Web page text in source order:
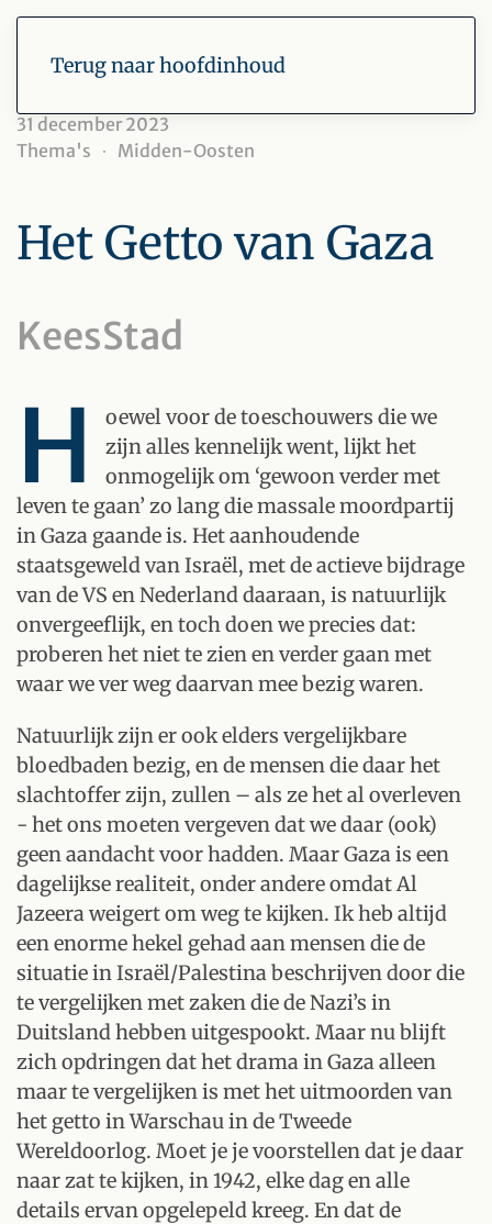
Terug naar hoofdinhoud
31 december 2023
Thema's
Midden-Oosten
Het Getto van Gaza
KeesStad
H
oewel voor de toeschouwers die we
zijn alles kennelijk went, lijkt het
onmogelijk om ‘gewoon verder met
leven te gaan’ zo lang die massale moordpartij
in Gaza gaande is. Het aanhoudende
staatsgeweld van Israël, met de actieve bijdrage
van de VS en Nederland daaraan, is natuurlijk
onvergeeflijk, en toch doen we precies dat:
proberen het niet te zien en verder gaan met
waar we ver weg daarvan mee bezig waren.
Natuurlijk zijn er ook elders vergelijkbare
bloedbaden bezig, en de mensen die daar het
slachtoffer zijn, zullen – als ze het al overleven
- het ons moeten vergeven dat we daar (ook)
geen aandacht voor hadden. Maar Gaza is een
dagelijkse realiteit, onder andere omdat Al
Jazeera weigert om weg te kijken. Ik heb altijd
een enorme hekel gehad aan mensen die de
situatie in Israël/Palestina beschrijven door die
te vergelijken met zaken die de Nazi’s in
Duitsland hebben uitgespookt. Maar nu blijft
zich opdringen dat het drama in Gaza alleen
maar te vergelijken is met het uitmoorden van
het getto in Warschau in de Tweede
Wereldoorlog. Moet je je voorstellen dat je daar
naar zat te kijken, in 1942, elke dag en alle
details ervan opgelepeld kreeg. En dat de